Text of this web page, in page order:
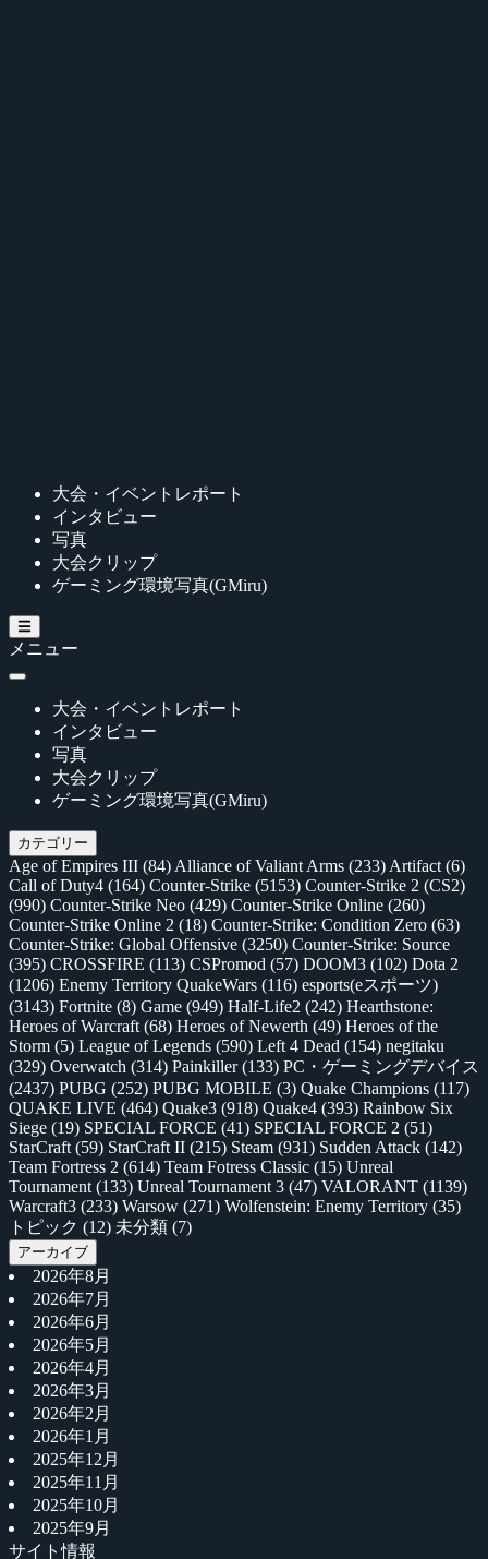
大会・イベントレポート
インタビュー
写真
大会クリップ
ゲーミング環境写真(GMiru)
メニュー
大会・イベントレポート
インタビュー
写真
大会クリップ
ゲーミング環境写真(GMiru)
カテゴリー
Age of Empires III (84) Alliance of Valiant Arms (233) Artifact (6)
Call of Duty4 (164) Counter-Strike (5153) Counter-Strike 2 (CS2)
(990) Counter-Strike Neo (429) Counter-Strike Online (260)
Counter-Strike Online 2 (18) Counter-Strike: Condition Zero (63)
Counter-Strike: Global Offensive (3250) Counter-Strike: Source
(395) CROSSFIRE (113) CSPromod (57) DOOM3 (102) Dota 2
(1206) Enemy Territory QuakeWars (116) esports(eスポーツ)
(3143) Fortnite (8) Game (949) Half-Life2 (242) Hearthstone:
Heroes of Warcraft (68) Heroes of Newerth (49) Heroes of the
Storm (5) League of Legends (590) Left 4 Dead (154) negitaku
(329) Overwatch (314) Painkiller(133) PC・ゲーミングデバイス
(2437) PUBG (252) PUBG MOBILE (3) Quake Champions (117)
QUAKE LIVE (464) Quake3 (918) Quake4 (393) Rainbow Six
Siege (19) SPECIAL FORCE (41) SPECIAL FORCE 2 (51)
StarCraft (59) StarCraft II (215) Steam (931) Sudden Attack (142)
Team Fortress 2 (614) Team Fotress Classic (15) Unreal
Tournament (133) Unreal Tournament 3 (47) VALORANT (1139)
Warcraft3 (233) Warsow (271) Wolfenstein: Enemy Territory (35)
トピック (12) 未分類 (7)
アーカイブ
2026年8月
2026年7月
2026年6月
2026年5月
2026年4月
2026年3月
2026年2月
2026年1月
2025年12月
2025年11月
2025年10月
2025年9月
サイト情報